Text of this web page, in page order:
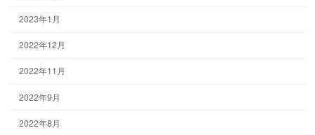
2023年1月
2022年12月
2022年11月
2022年9月
2022年8月